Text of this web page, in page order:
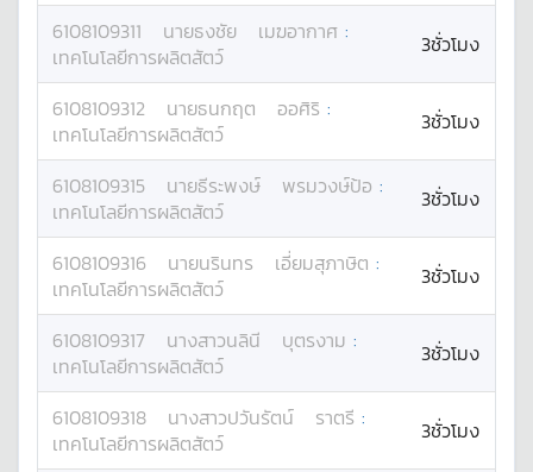
6108109311 นายธงชัย เมฆอากาศ :
เทคโนโลยีการผลิตสัตว์
3ชั่วโมง
6108109312 นายธนกฤต ออศิริ :
เทคโนโลยีการผลิตสัตว์
3ชั่วโมง
6108109315 นายธีระพงษ์ พรมวงษ์ป้อ :
เทคโนโลยีการผลิตสัตว์
3ชั่วโมง
6108109316 นายนรินทร เอี่ยมสุภาษิต :
เทคโนโลยีการผลิตสัตว์
3ชั่วโมง
6108109317 นางสาวนลินี บุตรงาม :
เทคโนโลยีการผลิตสัตว์
3ชั่วโมง
6108109318 นางสาวปวันรัตน์ ราตรี :
เทคโนโลยีการผลิตสัตว์
3ชั่วโมง